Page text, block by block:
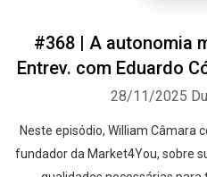
#368 | A autonomia
Entrev. com Eduardo
28/11/2025
Neste episódio, William Câmara
fundador da Market4You, sobre